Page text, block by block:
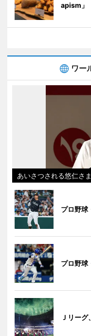
apism」
ワー
あいさつされる悠仁さま
プロ野球
プロ野
Ｊリー